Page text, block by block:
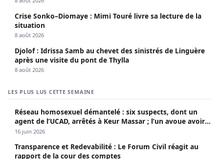
Crise Sonko–Diomaye : Mimi Touré livre sa lecture de la
situation
8 août 2026
Djolof : Idrissa Samb au chevet des sinistrés de Linguère
après une visite du pont de Thylla
8 août 2026
LES PLUS LUS CETTE SEMAINE
Réseau homosexuel démantelé : six suspects, dont un
agent de l’UCAD, arrêtés à Keur Massar ; l’un avoue avoir
propagé le VIH depuis 2018
16 juin 2026
Transparence et Redevabilité : Le Forum Civil réagit au
rapport de la cour des comptes